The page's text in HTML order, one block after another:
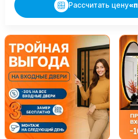
Рассчитать цену